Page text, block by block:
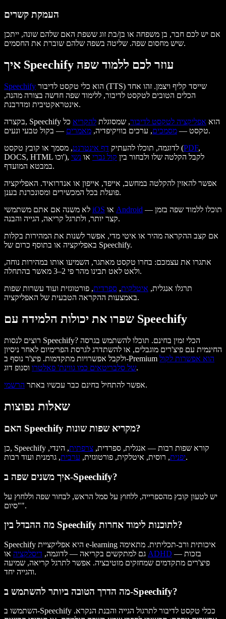
העמקת קשרים
אם יש לכם חבר, בן משפחה או בן/בת זוג ששפת האם שלהם שונה, ייתכן
שיש מחסום שפה. שליטה בשפה שלהם שוברת את החסמים.
איך Speechify עוזר לכם ללמוד שפה
Speechify
הכלים הטובים לטקסט לדיבור, ללימוד שפה חדשה בצורה מהנה,
אינטראקטיבית ומדרבנת.
בקצרה, Speechify הוא אפליקציה לטקסט לדיבור, שמסוגלת להקריא כל
טקסט — מסמכים, ערכים בוויקיפדיה, מאמרים
— בקול טבעי ונעים.
לדוגמה, תוכלו להעתיק דף אינטרנט , מסמך או קובץ טקסט (PDF,
DOCS, HTML וכו'), לקבל הקלטה שלו ולבחור בין קול גברי או נשי
במבטא המועדף.
אפשר להאזין להקלטה במחשב, אייפד, אייפון או אנדרואיד. האפליקציה
פועלת בכל המכשירים ומסונכרנת בענן.
iOS Android — תוכלו ללמוד שפה בזמן
קצר יותר, ולתרגל קריאה, הגייה והבנה.
אם קצב ההקראה מהיר או איטי מדי, אפשר לשנות את המהירות בקלות
באפליקציה או בתוסף כרום של Speechify.
אתגרו את עצמכם: בחרו טקסט מאתגר, השמיעו אותו במהירות נוחה,
ולאט לאט תבינו מהר פי 2–3 מאשר בהתחלה.
תרגלו אנגלית, איטלקית, ספרדית, פורטוגזית ועוד עשרות שפות
באמצעות ההקראה הטבעית של האפליקציה.
שפרו את יכולות הלמידה עם Speechify
רוצים לנסות Speechify? הכלי זמין בחינם. תוכלו להשתמש בגרסה
החינמית עם פיצ'רים מוגבלים, או להשתדרג לגרסת הפרימיום לאחר ניסיון
ולקבל אפשרויות מתקדמות. פיצ'ר נוסף ב-Premium הוא אפשרות לקול
של סלבריטאים כמו גווינת' פאלטרו
וסנופ דוג.
אפשר להתחיל בחינם כבר עכשיו באתר הרשמי .
שאלות נפוצות
האם Speechify מקריא שפות שונות?
כן, Speechify קורא שפות רבות — אנגלית, ספרדית, צרפתית, הינדי,
יפנית, רוסית, איטלקית, פורטוגזית, ערבית , גרמנית ועוד רבות.
איך משנים שפה ב-Speechify?
יש לטעון קובץ מהספרייה, ללחוץ על סמל הראש, לבחור שפה וללחוץ על
"סיום".
מה ההבדל בין Speechify לתוכנות לימוד אחרות?
Speechify היא אפליקציית e-learning איכותית ורב-תכליתית. מתאימה
גם למתקשים בקריאה — לדוגמה, דיסלקציה ADHD — בזכות
פיצ'רים מתקדמים שמחזקים מוטיבציה. אפשר לתרגל קריאה, שמיעה
והגייה יחד.
מה הדרך הטובה ביותר להשתמש ב-Speechify?
השתמשו ב-Speechify ככלי טקסט לדיבור לתרגול הגייה והבנת הנקרא.